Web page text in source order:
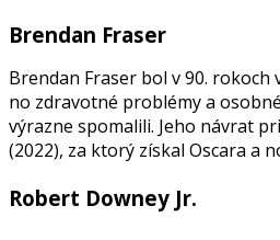
Brendan Fraser
Brendan Fraser bol v 90.
no zdravotné problémy a
výrazne spomalili. Jeho návrat
(2022), za ktorý získal Oscara a
Robert Downey Jr.